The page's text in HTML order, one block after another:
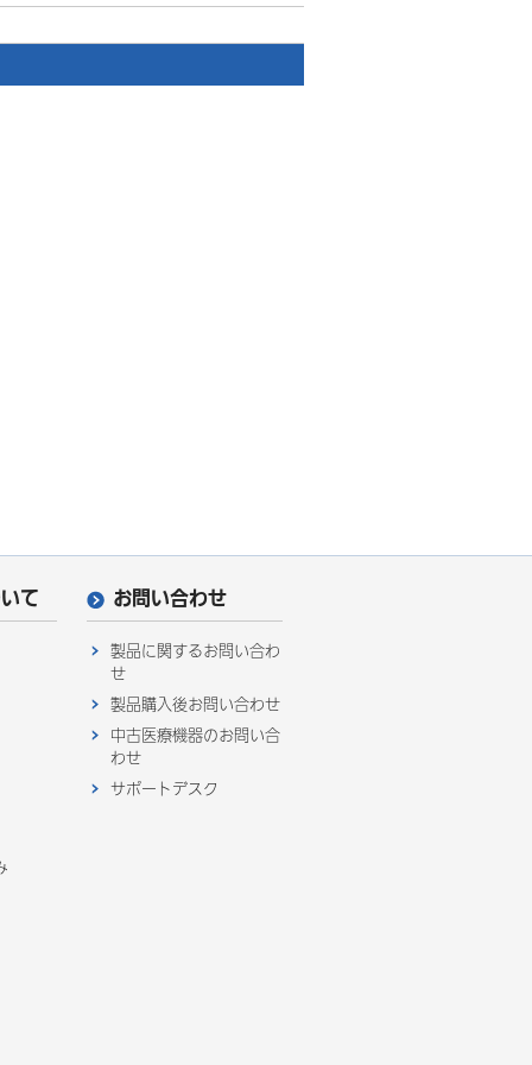
て お問い合わせ
製品に関するお問い合わ
せ
製品購入後お問い合わせ
中古医療機器のお問い合
わせ
サポートデスク